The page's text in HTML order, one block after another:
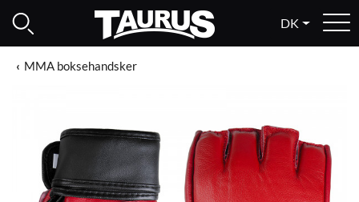
DK
MMA boksehandsker